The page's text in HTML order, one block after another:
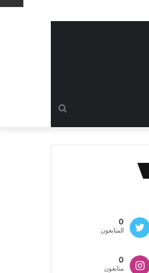
بحث
عن
0
المتابعون
0
متابعون